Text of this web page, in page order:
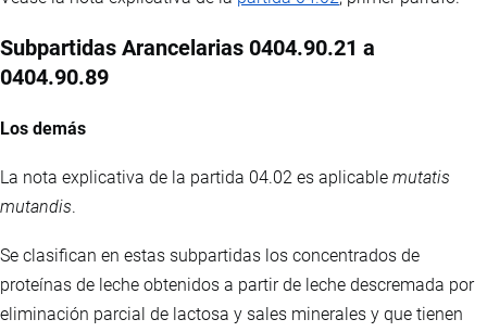
Subpartidas Arancelarias 0404.90.21 a
0404.90.89
Los demás
La nota explicativa de la partida 04.02 es aplicable mutatis
mutandis.
Se clasifican en estas subpartidas los concentrados de
proteínas de leche obtenidos a partir de leche descremada por
eliminación parcial de lactosa y sales minerales y que tienen